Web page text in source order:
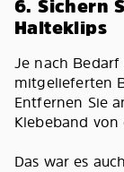
6. Sichern
Halteklips
Je nach
mitgelieferten
Entfernen Sie
Klebeband
Das war es